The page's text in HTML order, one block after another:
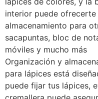
interior puede
almacenamiento para
sacapuntas, bloc de
móviles y mucho más
Organización y
para lápices está
puede fijar tus lápices,